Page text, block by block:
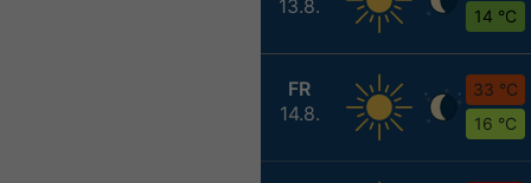
13.8.
14 °C
FR
14.8.
33 °C
16 °C